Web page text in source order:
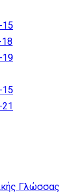
15
19
15
Γλώσσας